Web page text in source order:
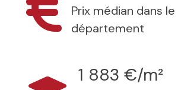
Prix médian dans le
département
1 883 €/m²